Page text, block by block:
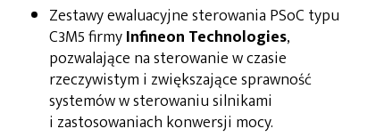
Zestawy ewaluacyjne sterowania PSoC typu
C3M5 firmyInfineon Technologies,
pozwalające na sterowanie w czasie
rzeczywistym i zwiększające sprawność
systemów w sterowaniu silnikami
i zastosowaniach konwersji mocy.